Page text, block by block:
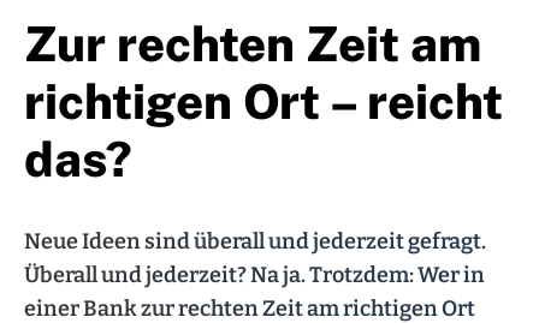
Zur rechten Zeit am
richtigen Ort – reicht
das?
Neue Ideen sind überall und jederzeit gefragt.
Überall und jederzeit? Na ja. Trotzdem: Wer in
einer Bank zur rechten Zeit am richtigen Ort